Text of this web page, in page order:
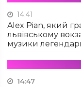
14:41
Alex Pian, який
львівському
музики
14:47